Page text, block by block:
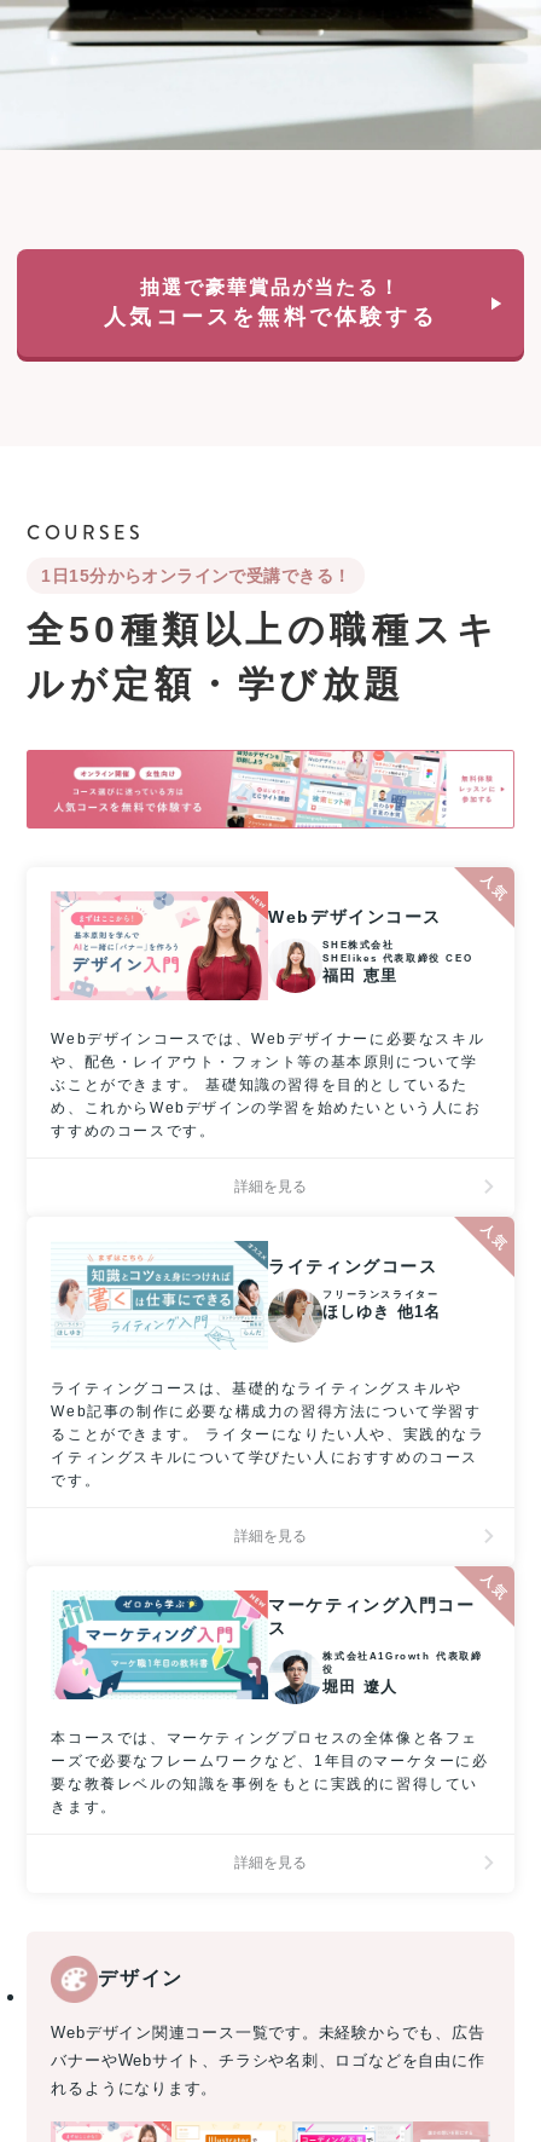
抽選で豪華賞品が当たる！
人気コースを無料で体験する
COURSES
1日15分からオンラインで受講できる！
全50種類以上の職種スキ
ルが定額・学び放題
Webデザインコース
SHE株式会社
SHElikes 代表取締役 CEO
福田 恵里
Webデザインコースでは、Webデザイナーに必要なスキル
や、配色・レイアウト・フォント等の基本原則について学
ぶことができます。 基礎知識の習得を目的としているた
め、これからWebデザインの学習を始めたいという人にお
すすめのコースです。
詳細を見る
ライティングコース
フリーランスライター
ほしゆき 他1名
ライティングコースは、基礎的なライティングスキルや
Web記事の制作に必要な構成力の習得方法について学習す
ることができます。 ライターになりたい人や、実践的なラ
イティングスキルについて学びたい人におすすめのコース
です。
詳細を見る
マーケティング入門コー
ス
株式会社A1Growth 代表取締
役
堀田 遼人
本コースでは、マーケティングプロセスの全体像と各フェ
ーズで必要なフレームワークなど、1年目のマーケターに必
要な教養レベルの知識を事例をもとに実践的に習得してい
きます。
詳細を見る
デザイン
Webデザイン関連コース一覧です。未経験からでも、広告
バナーやWebサイト、チラシや名刺、ロゴなどを自由に作
れるようになります。